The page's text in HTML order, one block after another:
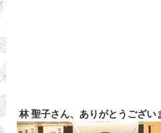
林 聖子さん、ありがとうござい